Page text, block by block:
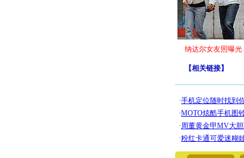
纳达尔女友照曝光
【相关链接】